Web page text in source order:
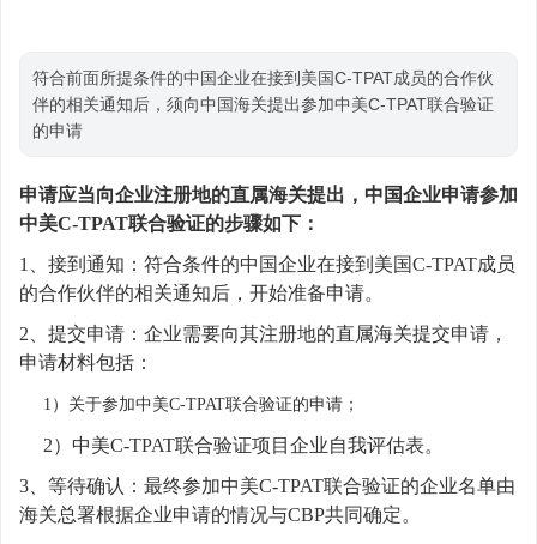
符合前面所提条件的中国企业在接到美国C-TPAT成员的合作伙
伴的相关通知后，须向中国海关提出参加中美C-TPAT联合验证
的申请
申请应当向企业注册地的直属海关提出，中国企业申请参加
中美C-TPAT联合验证的步骤如下：
1、接到通知：符合条件的中国企业在接到美国C-TPAT成员
的合作伙伴的相关通知后，开始准备申请。
2、提交申请：企业需要向其注册地的直属海关提交申请，
申请材料包括：
1）关于参加中美C-TPAT联合验证的申请；
2）中美C-TPAT联合验证项目企业自我评估表。
3、等待确认：最终参加中美C-TPAT联合验证的企业名单由
海关总署根据企业申请的情况与CBP共同确定。